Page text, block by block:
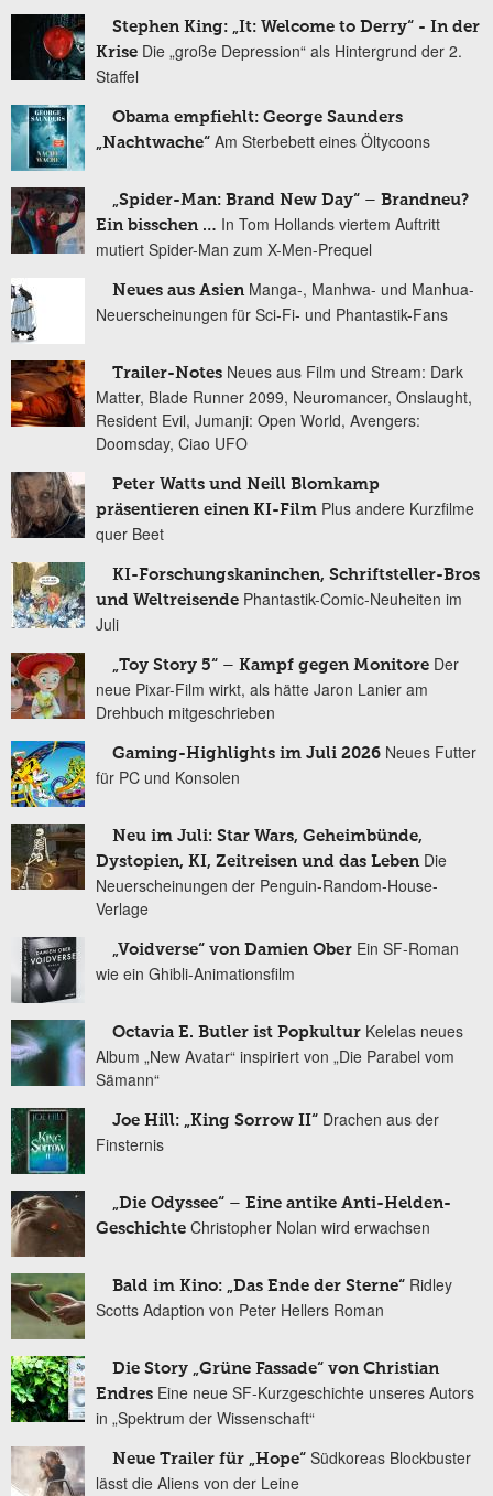
Stephen King: „It: Welcome to Derry“ - In der
Krise Die „große Depression“ als Hintergrund der 2.
Staffel
Obama empfiehlt: George Saunders
„Nachtwache“ Am Sterbebett eines Öltycoons
„Spider-Man: Brand New Day“ – Brandneu?
Ein bisschen … In Tom Hollands viertem Auftritt
mutiert Spider-Man zum X-Men-Prequel
Neues aus Asien Manga-, Manhwa- und Manhua-
Neuerscheinungen für Sci-Fi- und Phantastik-Fans
Trailer-Notes Neues aus Film und Stream: Dark
Matter, Blade Runner 2099, Neuromancer, Onslaught,
Resident Evil, Jumanji: Open World, Avengers:
Doomsday, Ciao UFO
Peter Watts und Neill Blomkamp
präsentieren einen KI-Film Plus andere Kurzfilme
quer Beet
KI-Forschungskaninchen, Schriftsteller-Bros
und Weltreisende Phantastik-Comic-Neuheiten im
Juli
„Toy Story 5“ – Kampf gegen Monitore Der
neue Pixar-Film wirkt, als hätte Jaron Lanier am
Drehbuch mitgeschrieben
Gaming-Highlights im Juli 2026 Neues Futter
für PC und Konsolen
Neu im Juli: Star Wars, Geheimbünde,
Dystopien, KI, Zeitreisen und das Leben Die
Neuerscheinungen der Penguin-Random-House-
Verlage
„Voidverse“ von Damien Ober Ein SF-Roman
wie ein Ghibli-Animationsfilm
Octavia E. Butler ist Popkultur Kelelas neues
Album „New Avatar“ inspiriert von „Die Parabel vom
Sämann“
Joe Hill: „King Sorrow II“ Drachen aus der
Finsternis
„Die Odyssee“ – Eine antike Anti-Helden-
Geschichte Christopher Nolan wird erwachsen
Bald im Kino: „Das Ende der Sterne“ Ridley
Scotts Adaption von Peter Hellers Roman
Die Story „Grüne Fassade“ von Christian
Endres Eine neue SF-Kurzgeschichte unseres Autors
in „Spektrum der Wissenschaft“
Neue Trailer für „Hope“ Südkoreas Blockbuster
lässt die Aliens von der Leine